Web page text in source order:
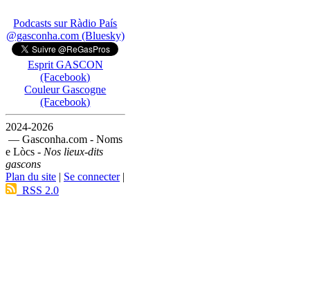
Podcasts sur Ràdio País
@gasconha.com (Bluesky)
Esprit GASCON
(Facebook)
Couleur Gascogne
(Facebook)
2024-2026
— Gasconha.com - Noms
e Lòcs - Nos lieux-dits
gascons
Plan du site | Se connecter|
RSS 2.0